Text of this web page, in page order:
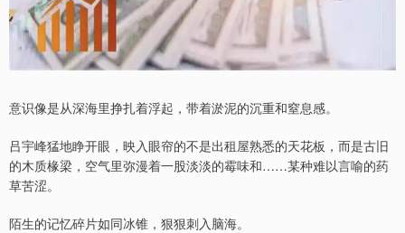
意识像是从深海里挣扎着浮起，带着淤泥的沉重和窒息感。
吕宇峰猛地睁开眼，映入眼帘的不是出租屋熟悉的天花板，而是古旧
的木质椽梁，空气里弥漫着一股淡淡的霉味和……某种难以言喻的药
草苦涩。
陌生的记忆碎片如同冰锥，狠狠刺入脑海。